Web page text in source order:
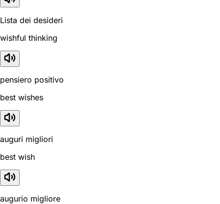
Lista dei desideri
wishful thinking
pensiero positivo
best wishes
auguri migliori
best wish
augurio migliore